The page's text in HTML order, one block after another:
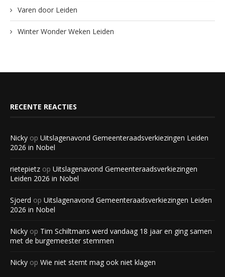
Varen door Leiden
Winter Wonder Weken Leiden
RECENTE REACTIES
Nicky op Uitslagenavond Gemeenteraadsverkiezingen Leiden
2026 in Nobel
rietepietz op Uitslagenavond Gemeenteraadsverkiezingen
Leiden 2026 in Nobel
Sjoerd op Uitslagenavond Gemeenteraadsverkiezingen Leiden
2026 in Nobel
Nicky op Tim Schiltmans werd vandaag 18 jaar en ging samen
met de burgemeester stemmen
Nicky op Wie niet stemt mag ook niet klagen